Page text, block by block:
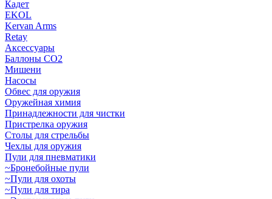
Кадет
EKOL
Kervan Arms
Retay
Аксессуары
Баллоны СО2
Мишени
Насосы
Обвес для оружия
Оружейная химия
Принадлежности для чистки
Пристрелка оружия
Столы для стрельбы
Чехлы для оружия
Пули для пневматики
~Бронебойные пули
~Пули для охоты
~Пули для тира